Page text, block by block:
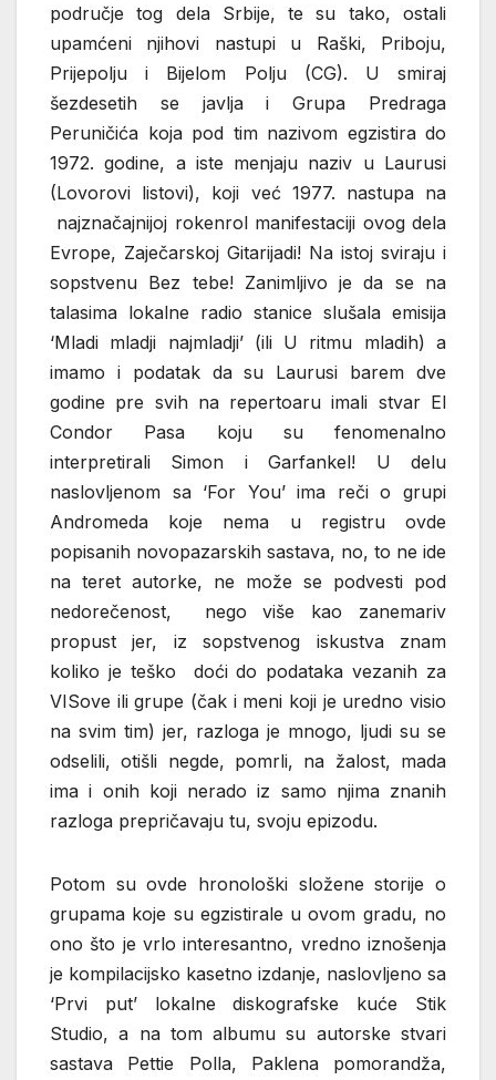
područje tog dela Srbije, te su tako, ostali
upamćeni njihovi nastupi u Raški, Priboju,
Prijepolju i Bijelom Polju (CG). U smiraj
šezdesetih se javlja i Grupa Predraga
Peruničića koja pod tim nazivom egzistira do
1972. godine, a iste menjaju naziv u Laurusi
(Lovorovi listovi), koji već 1977. nastupa na
najznačajnijoj rokenrol manifestaciji ovog dela
Evrope, Zaječarskoj Gitarijadi! Na istoj sviraju i
sopstvenu Bez tebe! Zanimljivo je da se na
talasima lokalne radio stanice slušala emisija
‘Mladi mladji najmladji’ (ili U ritmu mladih) a
imamo i podatak da su Laurusi barem dve
godine pre svih na repertoaru imali stvar El
Condor Pasa koju su fenomenalno
interpretirali Simon i Garfankel! U delu
naslovljenom sa ‘For You’ ima reči o grupi
Andromeda koje nema u registru ovde
popisanih novopazarskih sastava, no, to ne ide
na teret autorke, ne može se podvesti pod
nedorečenost, nego više kao zanemariv
propust jer, iz sopstvenog iskustva znam
koliko je teško doći do podataka vezanih za
VISove ili grupe (čak i meni koji je uredno visio
na svim tim) jer, razloga je mnogo, ljudi su se
odselili, otišli negde, pomrli, na žalost, mada
ima i onih koji nerado iz samo njima znanih
razloga prepričavaju tu, svoju epizodu.
Potom su ovde hronološki složene storije o
grupama koje su egzistirale u ovom gradu, no
ono što je vrlo interesantno, vredno iznošenja
je kompilacijsko kasetno izdanje, naslovljeno sa
‘Prvi put’ lokalne diskografske kuće Stik
Studio, a na tom albumu su autorske stvari
sastava Pettie Polla, Paklena pomorandža,